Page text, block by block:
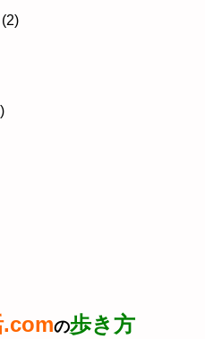
(2)
.comの歩き方